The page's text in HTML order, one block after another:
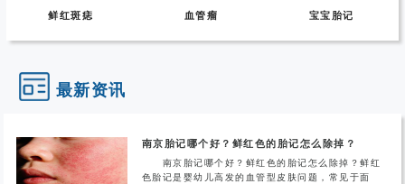
鲜红斑痣 血管瘤 宝宝胎记
最新资讯
南京胎记哪个好？鲜红色的胎记怎么除掉？
南京胎记哪个好？鲜红色的胎记怎么除掉？鲜红
色胎记是婴幼儿高发的血管型皮肤问题，常见于面